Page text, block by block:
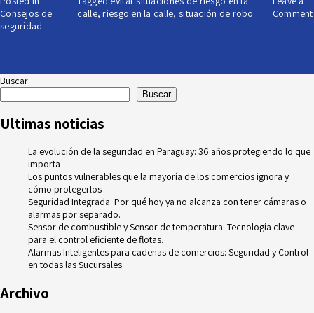
Consejos de
seguridad
calle,riesgo en la calle,situación de robo
Comment
Buscar
Buscar
Ultimas noticias
La evolución de la seguridad en Paraguay: 36 años protegiendo lo que
importa
Los puntos vulnerables que la mayoría de los comercios ignora y
cómo protegerlos
Seguridad Integrada: Por qué hoy ya no alcanza con tener cámaras o
alarmas por separado.
Sensor de combustible y Sensor de temperatura: Tecnología clave
para el control eficiente de flotas.
Alarmas Inteligentes para cadenas de comercios: Seguridad y Control
en todas las Sucursales
Archivo